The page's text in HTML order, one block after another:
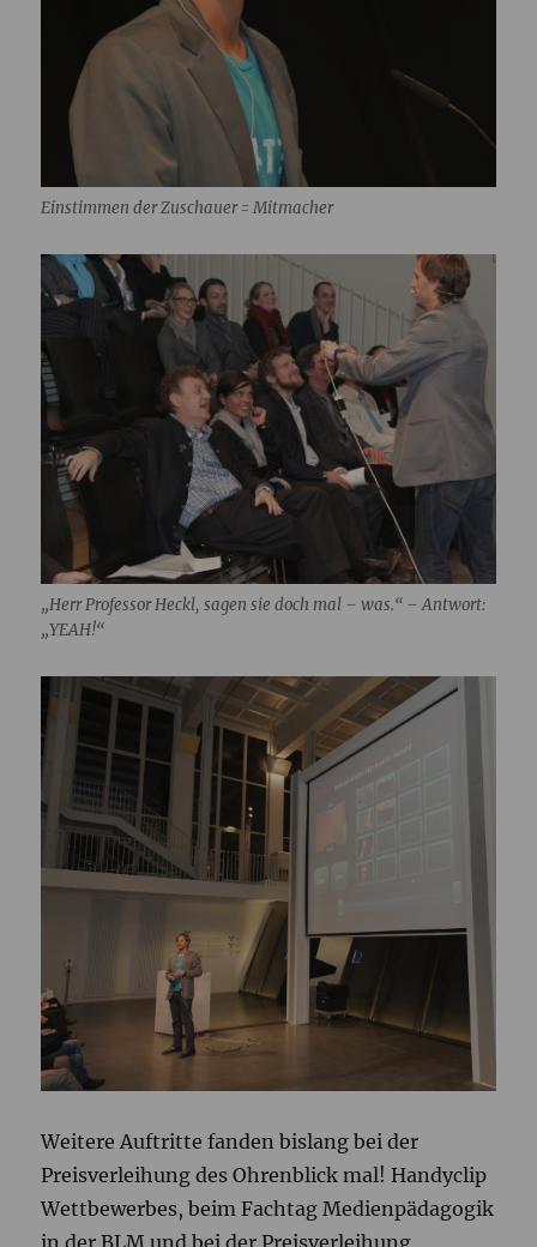
Einstimmen der Zuschauer = Mitmacher
„Herr Professor Heckl, sagen sie doch mal – was.“ – Antwort:
„YEAH!“
Weitere Auftritte fanden bislang bei der
Preisverleihung des Ohrenblick mal! Handyclip
Wettbewerbes, beim Fachtag Medienpädagogik